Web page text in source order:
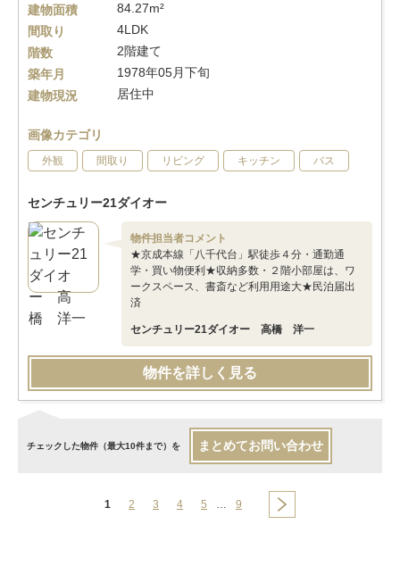
建物面積
84.27m²
間取り
4LDK
階数
2階建て
築年月
1978年05月下旬
建物現況
居住中
画像カテゴリ
外観 間取り リビング キッチン バス
センチュリー21ダイオー
物件担当者コメント
★京成本線「八千代台」駅徒歩４分・通勤通
学・買い物便利★収納多数・２階小部屋は、ワ
ークスペース、書斎など利用用途大★民泊届出
済
センチュリー21ダイオー 高橋 洋一
物件を詳しく見る
チェックした物件（最大10件まで）を まとめてお問い合わせ
1 2 3 4 5 … 9